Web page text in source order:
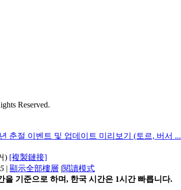
Reserved.
춘절 이벤트 및 업데이트 미리보기 (토르, 버서 ...
) [複製鏈接]
| 顯示全部樓層 |閱讀模式
을 기준으로 하며, 한국 시간은 1시간 빠릅니다.